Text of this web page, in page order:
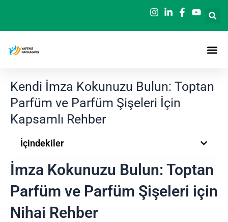
Kendi İmza Kokunuzu Bulun: Toptan
Parfüm ve Parfüm Şişeleri İçin
Kapsamlı Rehber
İçindekiler
İmza Kokunuzu Bulun: Toptan
Parfüm ve Parfüm Şişeleri için
Nihai Rehber